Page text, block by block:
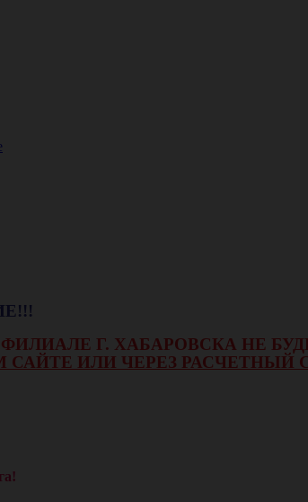
ФИЛИАЛЕ Г. ХАБАРОВСКА НЕ
ИЛИ ЧЕРЕЗ РАСЧЕТНЫЙ